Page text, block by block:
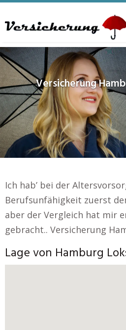
to
content
Versicherung
Ich hab’ bei der
Berufsunfähigkeit zuerst
aber der Vergleich hat mir
gebracht.. Versicherung
Lage von Hamburg